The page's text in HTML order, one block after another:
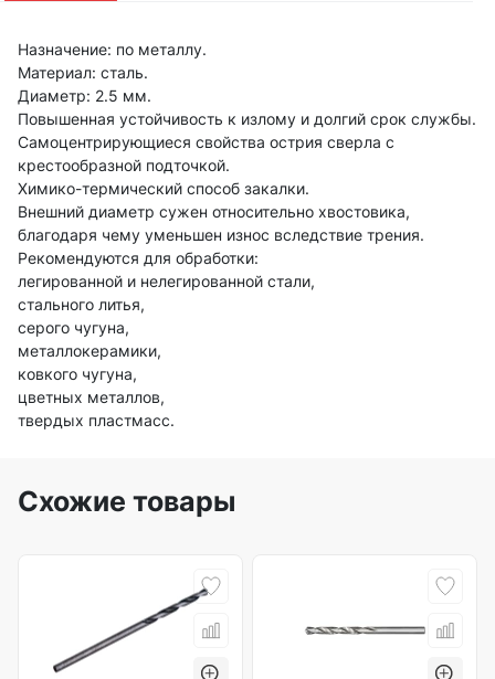
Назначение: по металлу.
Материал: сталь.
Диаметр: 2.5 мм.
Повышенная устойчивость к излому и долгий срок службы.
Самоцентрирующиеся свойства острия сверла с
крестообразной подточкой.
Химико-термический способ закалки.
Внешний диаметр сужен относительно хвостовика,
благодаря чему уменьшен износ вследствие трения.
Рекомендуются для обработки:
легированной и нелегированной стали,
стального литья,
серого чугуна,
металлокерамики,
ковкого чугуна,
цветных металлов,
твердых пластмасс.
Схожие товары